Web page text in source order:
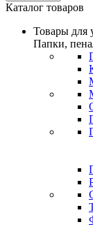
Каталог товаров
Товары для
Папки,